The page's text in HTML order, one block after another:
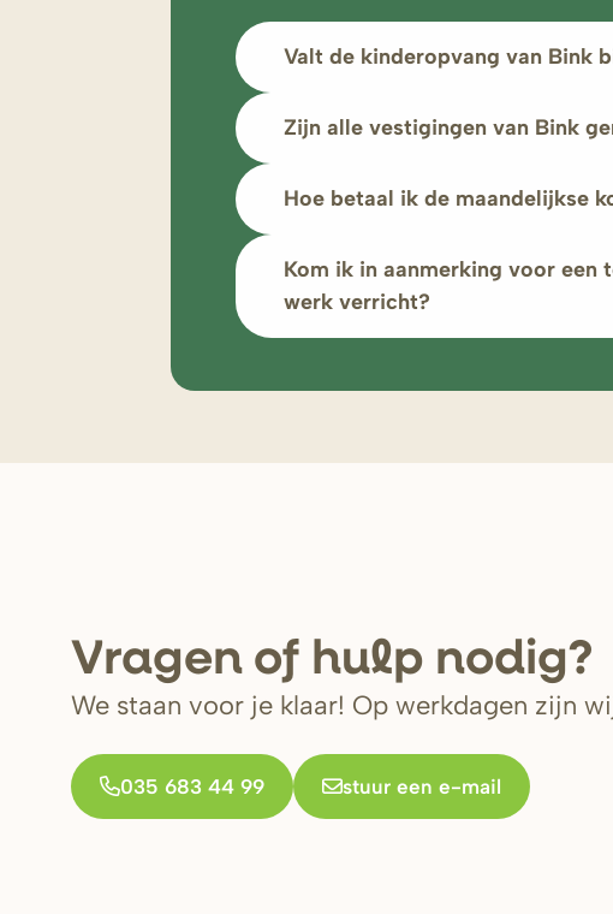
Valt de kinderopvang van Bink
Zijn alle vestigingen van Bink
Hoe betaal ik de maandelijkse
Kom ik in aanmerking voor
werk verricht?
Vragen of hulp nodig?
We staan voor je klaar! Op werkdagen zijn
035 683 44 99 stuur een e-mail